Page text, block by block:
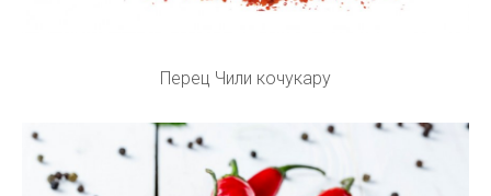
Перец Чили кочукару